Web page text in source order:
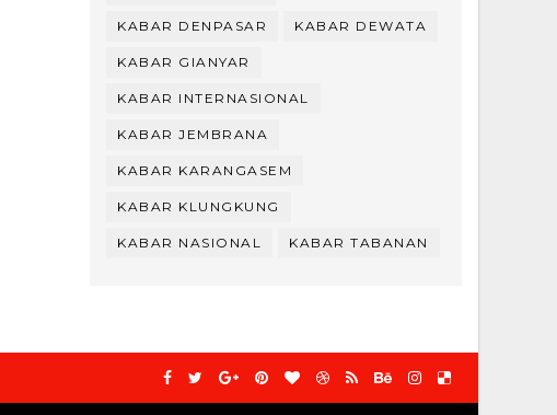
KABAR DENPASAR KABAR DEWATA
KABAR GIANYAR
KABAR INTERNASIONAL
KABAR JEMBRANA
KABAR KARANGASEM
KABAR KLUNGKUNG
KABAR NASIONAL KABAR TABANAN